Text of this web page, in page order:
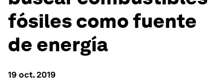
fósiles como fuente
de energía
19 oct. 2019